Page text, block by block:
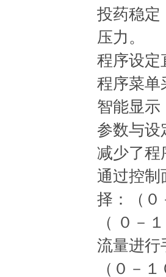
投药稳定
压力。
程序设定
程序菜单
智能显示
参数与设
减少了程
通过控制
择：（０
（ ０－
流量进行
（０－